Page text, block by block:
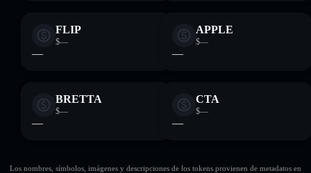
FLIP
$—
—
APPLE
$—
—
BRETTA
$—
—
CTA
$—
—
Los nombres, símbolos, imágenes y descripciones de los tokens provienen de metadatos en